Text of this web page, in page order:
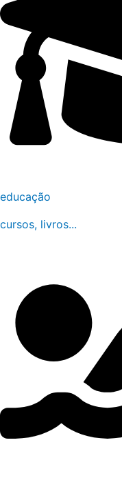
educação
cursos, livros...